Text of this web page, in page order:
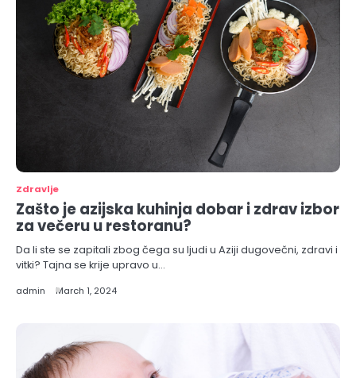
Zdravlje
Zašto je azijska kuhinja dobar i zdrav izbor
za večeru u restoranu?
Da li ste se zapitali zbog čega su ljudi u Aziji dugovečni, zdravi i
vitki? Tajna se krije upravo u…
admin March 1, 2024